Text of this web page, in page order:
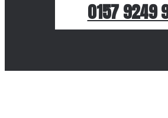
0157 9249